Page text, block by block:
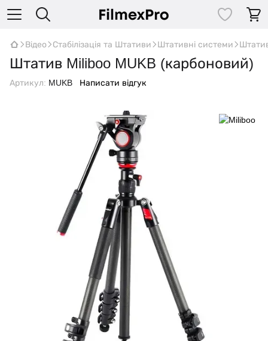
Відео Стабілізація та Штативи Штативні системи
Штатив Miliboo MUKB (карбоновий)
Артикул: MUKB Написати відгук